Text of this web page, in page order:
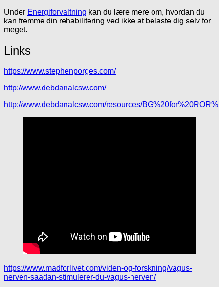
Under Energiforvaltning kan du lære mere om, hvordan du
kan fremme din rehabilitering ved ikke at belaste dig selv for
meget.
Links
https://www.stephenporges.com/
http://www.debdanalcsw.com/
http://www.debdanalcsw.com/resources/
https://www.madforlivet.com/viden-og-forskning/vagus-
nerven-saadan-stimulerer-du-vagus-nerven/